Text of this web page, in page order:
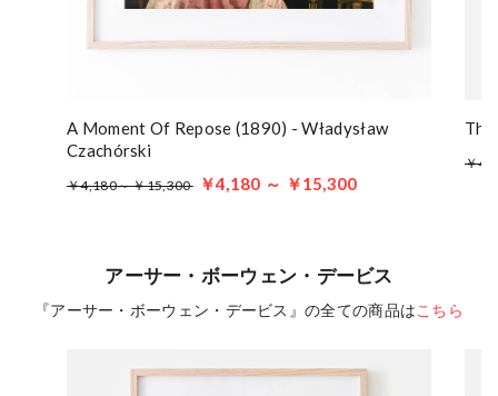
A Moment Of Repose (1890) - Władysław
Czachórski
￥4,180～ ￥15,300 ￥4,180 ～ ￥15,300
The
￥
アーサー・ボーウェン・デービス
『アーサー・ボーウェン・デービス』の全ての商品はこちら